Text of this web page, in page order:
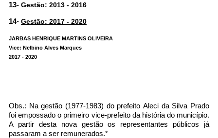
*Campos obrigatórios
Ao iniciar um contato, você concorda com a
privacidade
...Ou se preferir
13- Gestão: 2013 - 2016
14- Gestão: 2017 - 2020
JARBAS HENRIQUE MARTINS OLIVEIRA
Vice: Nelbino Alves Marques
2017 - 2020
Obs.: Na gestão (1977-1983) do prefeito Aleci da Silva Prado
foi empossado o primeiro vice-prefeito da história do município.
A partir desta nova gestão os representantes públicos já
passaram a ser remunerados.*